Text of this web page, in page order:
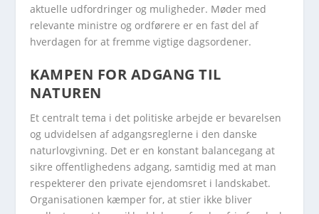
aktuelle udfordringer og muligheder. Møder med
relevante ministre og ordførere er en fast del af
hverdagen for at fremme vigtige dagsordener.
KAMPEN FOR ADGANG TIL
NATUREN
Et centralt tema i det politiske arbejde er bevarelsen
og udvidelsen af adgangsreglerne i den danske
naturlovgivning. Det er en konstant balancegang at
sikre offentlighedens adgang, samtidig med at man
respekterer den private ejendomsret i landskabet.
Organisationen kæmper for, at stier ikke bliver